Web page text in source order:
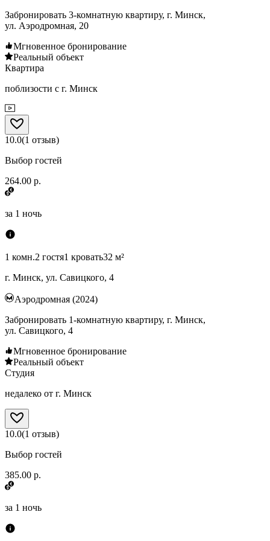
Забронировать 3-комнатную квартиру, г. Минск,
ул. Аэродромная, 20
Мгновенное бронирование
Реальный объект
Квартира
поблизости с г. Минск
10.0(1 отзыв)
Выбор гостей
264.00 р.
за 1 ночь
1 комн.2 гостя1 кровать32 м²
г. Минск, ул. Савицкого, 4
Аэродромная (2024)
Забронировать 1-комнатную квартиру, г. Минск,
ул. Савицкого, 4
Мгновенное бронирование
Реальный объект
Студия
недалеко от г. Минск
10.0(1 отзыв)
Выбор гостей
385.00 р.
за 1 ночь